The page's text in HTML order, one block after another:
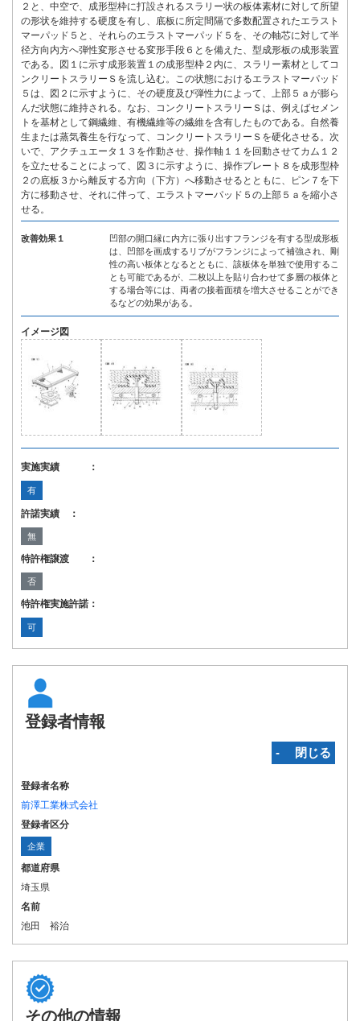
２と、中空で、成形型枠に打設されるスラリー状の板体素材に対して所望
の形状を維持する硬度を有し、底板に所定間隔で多数配置されたエラスト
マーパッド５と、それらのエラストマーパッド５を、その軸芯に対して半
径方向内方へ弾性変形させる変形手段６とを備えた、型成形板の成形装置
である。図１に示す成形装置１の成形型枠２内に、スラリー素材としてコ
ンクリートスラリーＳを流し込む。この状態におけるエラストマーパッド
５は、図２に示すように、その硬度及び弾性力によって、上部５ａが膨ら
んだ状態に維持される。なお、コンクリートスラリーＳは、例えばセメン
トを基材として鋼繊維、有機繊維等の繊維を含有したものである。自然養
生または蒸気養生を行なって、コンクリートスラリーＳを硬化させる。次
いで、アクチュエータ１３を作動させ、操作軸１１を回動させてカム１２
を立たせることによって、図３に示すように、操作プレート８を成形型枠
２の底板３から離反する方向（下方）へ移動させるとともに、ピン７を下
方に移動させ、それに伴って、エラストマーパッド５の上部５ａを縮小さ
せる。
改善効果１
凹部の開口縁に内方に張り出すフランジを有する型成形板
は、凹部を画成するリブがフランジによって補強され、剛
性の高い板体となるとともに、該板体を単独で使用するこ
とも可能であるが、二枚以上を貼り合わせて多層の板体と
する場合等には、両者の接着面積を増大させることができ
るなどの効果がある。
イメージ図
実施実績 ：
有
許諾実績 ：
無
特許権譲渡 ：
否
特許権実施許諾：
可
登録者情報
‐ 閉じる
登録者名称
前澤工業株式会社
登録者区分
企業
都道府県
埼玉県
名前
池田 裕治
その他の情報